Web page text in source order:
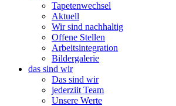
Tapetenwechsel
Aktuell
Wir sind nachhaltig
Offene Stellen
Arbeitsintegration
Bildergalerie
das sind wir
Das sind wir
jederziit Team
Unsere Werte